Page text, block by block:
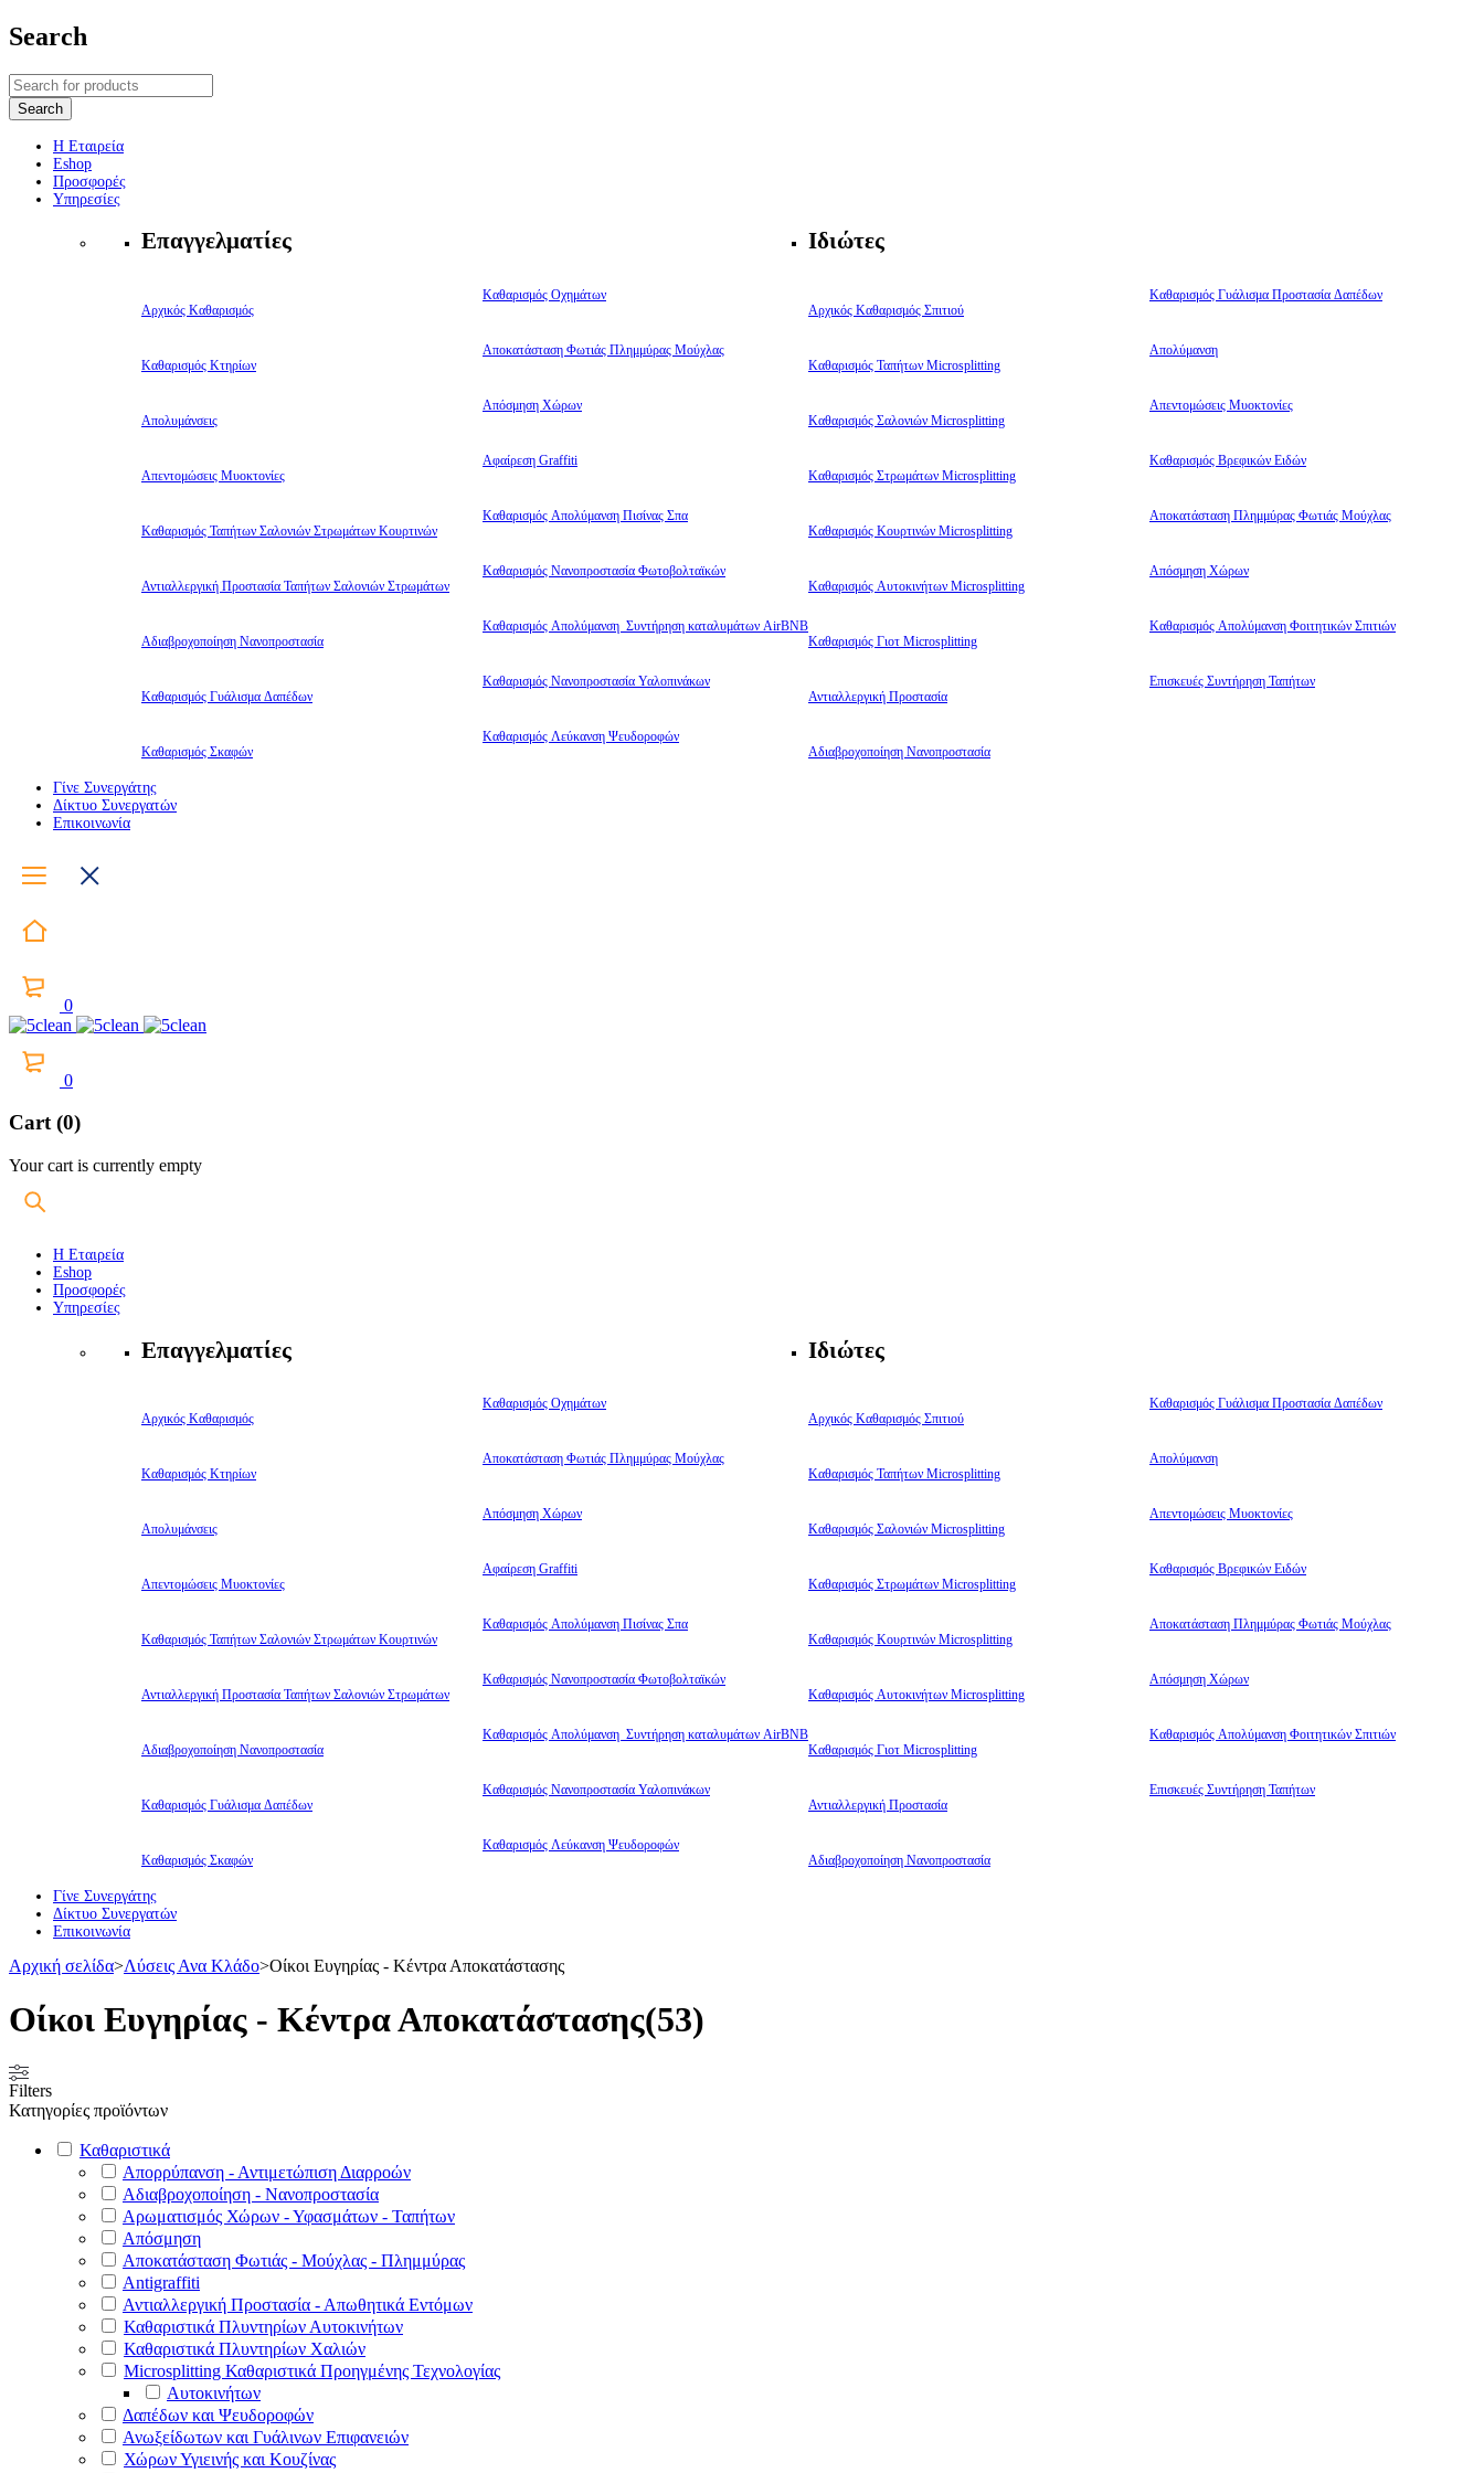
Search
Η Εταιρεία
Eshop
Προσφορές
Υπηρεσίες
Επαγγελματίες
Αρχικός Καθαρισμός
Καθαρισμός Κτηρίων
Απολυμάνσεις
Απεντομώσεις Μυοκτονίες
Καθαρισμός Ταπήτων Σαλονιών Στρωμάτων Κουρτινών
Αντιαλλεργική Προστασία Ταπήτων Σαλονιών Στρωμάτων
Αδιαβροχοποίηση Νανοπροστασία
Καθαρισμός Γυάλισμα Δαπέδων
Καθαρισμός Σκαφών
Καθαρισμός Οχημάτων
Αποκατάσταση Φωτιάς Πλημμύρας Μούχλας
Απόσμηση Χώρων
Αφαίρεση Graffiti
Καθαρισμός Απολύμανση Πισίνας Σπα
Καθαρισμός Νανοπροστασία Φωτοβολταϊκών
Καθαρισμός Απολύμανση Συντήρηση καταλυμάτων AirBNB
Καθαρισμός Νανοπροστασία Υαλοπινάκων
Καθαρισμός Λεύκανση Ψευδοροφών
Ιδιώτες
Αρχικός Καθαρισμός Σπιτιού
Καθαρισμός Ταπήτων Microsplitting
Καθαρισμός Σαλονιών Microsplitting
Καθαρισμός Στρωμάτων Microsplitting
Καθαρισμός Κουρτινών Microsplitting
Καθαρισμός Αυτοκινήτων Microsplitting
Καθαρισμός Γιοτ Microsplitting
Αντιαλλεργική Προστασία
Αδιαβροχοποίηση Νανοπροστασία
Καθαρισμός Γυάλισμα Προστασία Δαπέδων
Απολύμανση
Απεντομώσεις Μυοκτονίες
Καθαρισμός Βρεφικών Ειδών
Αποκατάσταση Πλημμύρας Φωτιάς Μούχλας
Απόσμηση Χώρων
Καθαρισμός Απολύμανση Φοιτητικών Σπιτιών
Επισκευές Συντήρηση Ταπήτων
Γίνε Συνεργάτης
Δίκτυο Συνεργατών
Επικοινωνία
0
0
Cart (0)
Your cart is currently empty
Η Εταιρεία
Eshop
Προσφορές
Υπηρεσίες
Επαγγελματίες
Αρχικός Καθαρισμός
Καθαρισμός Κτηρίων
Απολυμάνσεις
Απεντομώσεις Μυοκτονίες
Καθαρισμός Ταπήτων Σαλονιών Στρωμάτων Κουρτινών
Αντιαλλεργική Προστασία Ταπήτων Σαλονιών Στρωμάτων
Αδιαβροχοποίηση Νανοπροστασία
Καθαρισμός Γυάλισμα Δαπέδων
Καθαρισμός Σκαφών
Καθαρισμός Οχημάτων
Αποκατάσταση Φωτιάς Πλημμύρας Μούχλας
Απόσμηση Χώρων
Αφαίρεση Graffiti
Καθαρισμός Απολύμανση Πισίνας Σπα
Καθαρισμός Νανοπροστασία Φωτοβολταϊκών
Καθαρισμός Απολύμανση Συντήρηση καταλυμάτων AirBNB
Καθαρισμός Νανοπροστασία Υαλοπινάκων
Καθαρισμός Λεύκανση Ψευδοροφών
Ιδιώτες
Αρχικός Καθαρισμός Σπιτιού
Καθαρισμός Ταπήτων Microsplitting
Καθαρισμός Σαλονιών Microsplitting
Καθαρισμός Στρωμάτων Microsplitting
Καθαρισμός Κουρτινών Microsplitting
Καθαρισμός Αυτοκινήτων Microsplitting
Καθαρισμός Γιοτ Microsplitting
Αντιαλλεργική Προστασία
Αδιαβροχοποίηση Νανοπροστασία
Καθαρισμός Γυάλισμα Προστασία Δαπέδων
Απολύμανση
Απεντομώσεις Μυοκτονίες
Καθαρισμός Βρεφικών Ειδών
Αποκατάσταση Πλημμύρας Φωτιάς Μούχλας
Απόσμηση Χώρων
Καθαρισμός Απολύμανση Φοιτητικών Σπιτιών
Επισκευές Συντήρηση Ταπήτων
Γίνε Συνεργάτης
Δίκτυο Συνεργατών
Επικοινωνία
Αρχική σελίδα>Λύσεις Ανα Κλάδο>Οίκοι Ευγηρίας - Κέντρα Αποκατάστασης
Οίκοι Ευγηρίας - Κέντρα Αποκατάστασης(53)
Filters
Κατηγορίες προϊόντων
Καθαριστικά
Απορρύπανση - Αντιμετώπιση Διαρροών
Αδιαβροχοποίηση - Νανοπροστασία
Αρωματισμός Χώρων - Υφασμάτων - Ταπήτων
Απόσμηση
Αποκατάσταση Φωτιάς - Μούχλας - Πλημμύρας
Antigraffiti
Αντιαλλεργική Προστασία - Απωθητικά Εντόμων
Καθαριστικά Πλυντηρίων Αυτοκινήτων
Καθαριστικά Πλυντηρίων Χαλιών
Microsplitting Καθαριστικά Προηγμένης Τεχνολογίας
Αυτοκινήτων
Δαπέδων και Ψευδοροφών
Ανωξείδωτων και Γυάλινων Επιφανειών
Χώρων Υγιεινής και Κουζίνας